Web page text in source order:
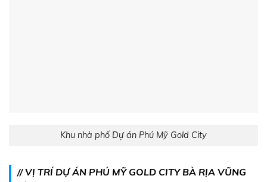
Khu nhà phố Dự án Phú Mỹ Gold City
// VỊ TRÍ DỰ ÁN PHÚ MỸ GOLD CITY BÀ RỊA VŨNG